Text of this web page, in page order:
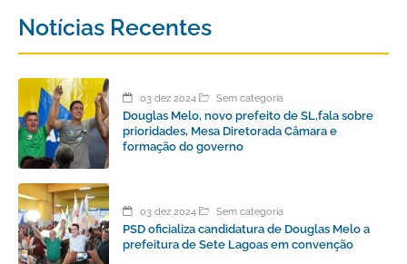
Notícias Recentes
03 dez 2024 Sem categoria
Douglas Melo, novo prefeito de SL,fala sobre
prioridades, Mesa Diretorada Câmara e
formação do governo
03 dez 2024 Sem categoria
PSD oficializa candidatura de Douglas Melo a
prefeitura de Sete Lagoas em convenção